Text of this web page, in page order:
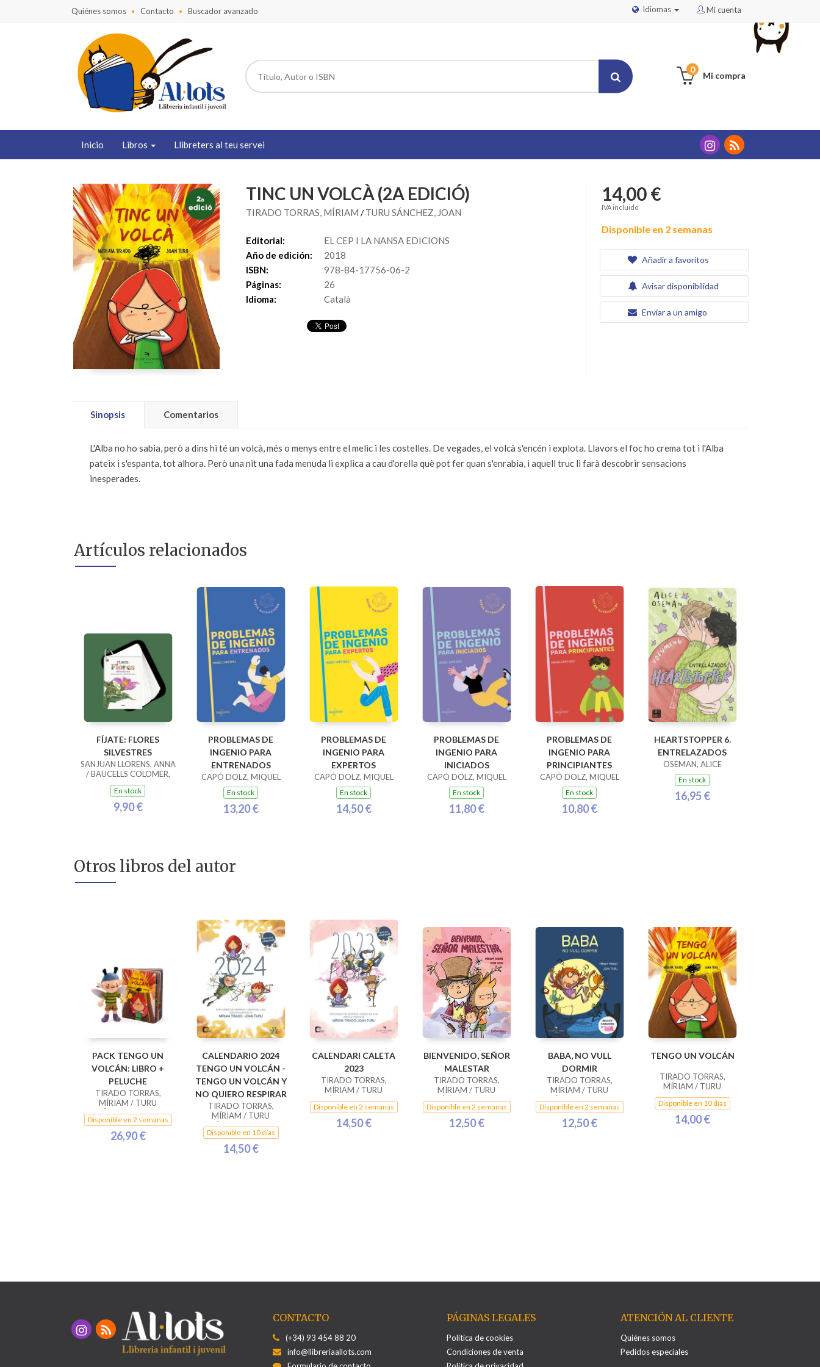
Mi cuenta
Idiomas
Quiénes somos Contacto Buscador avanzado
Mi compra
0
Inicio Libros Llibreters al teu servei
TINC UN VOLCÀ (2A EDICIÓ)
TIRADO TORRAS, MÍRIAM /TURU SÁNCHEZ, JOAN
Editorial:
EL CEP I LA NANSA EDICIONS
Año de edición:
2018
ISBN:
978-84-17756-06-2
Páginas:
26
Idioma:
Català
14,00 €
IVA incluido
Disponible en 2 semanas
Añadir a favoritos
Avisar disponibilidad
Enviar a un amigo
Sinopsis Comentarios
L'Alba no ho sabia, però a dins hi té un volcà, més o menys entre el melic i les costelles. De vegades, el volcà s'encén i explota. Llavors el foc ho crema tot i l'Alba
pateix i s'espanta, tot alhora. Però una nit una fada menuda li explica a cau d'orella què pot fer quan s'enrabia, i aquell truc li farà descobrir sensacions
inesperades.
Artículos relacionados
FÍJATE: FLORES
SILVESTRES
SANJUAN LLORENS, ANNA
/ BAUCELLS COLOMER,
RAMON
En stock
9,90 €
PROBLEMAS DE
INGENIO PARA
ENTRENADOS
CAPÓ DOLZ, MIQUEL
En stock
13,20 €
PROBLEMAS DE
INGENIO PARA
EXPERTOS
CAPÓ DOLZ, MIQUEL
En stock
14,50 €
PROBLEMAS DE
INGENIO PARA
INICIADOS
CAPÓ DOLZ, MIQUEL
En stock
11,80 €
PROBLEMAS DE
INGENIO PARA
PRINCIPIANTES
CAPÓ DOLZ, MIQUEL
En stock
10,80 €
HEARTSTOPPER 6.
ENTRELAZADOS
OSEMAN, ALICE
En stock
16,95 €
Otros libros del autor
PACK TENGO UN
VOLCÁN: LIBRO +
PELUCHE
TIRADO TORRAS,
MÍRIAM / TURU
SÁNCHEZ, JOAN
Disponible en 2 semanas
26,90 €
CALENDARIO 2024
TENGO UN VOLCÁN -
TENGO UN VOLCÁN Y
NO QUIERO RESPIRAR
TIRADO TORRAS,
MÍRIAM / TURU
SÁNCHEZ, JOAN
Disponible en 10 días
14,50 €
CALENDARI CALETA
2023
TIRADO TORRAS,
MÍRIAM / TURU
SÁNCHEZ, JOAN
Disponible en 2 semanas
14,50 €
BIENVENIDO, SEÑOR
MALESTAR
TIRADO TORRAS,
MÍRIAM / TURU
SÁNCHEZ, JOAN
Disponible en 2 semanas
12,50 €
BABA, NO VULL
DORMIR
TIRADO TORRAS,
MÍRIAM / TURU
SÁNCHEZ, JOAN
Disponible en 2 semanas
12,50 €
TENGO UN VOLCÁN
TIRADO TORRAS,
MÍRIAM / TURU
SÁNCHEZ, JOAN
Disponible en 10 días
14,00 €
CONTACTO
(+34) 93 454 88 20
info@llibreriaallots.com
PÁGINAS LEGALES
Política de cookies
Condiciones de venta
ATENCIÓN AL CLIENTE
Quiénes somos
Pedidos especiales